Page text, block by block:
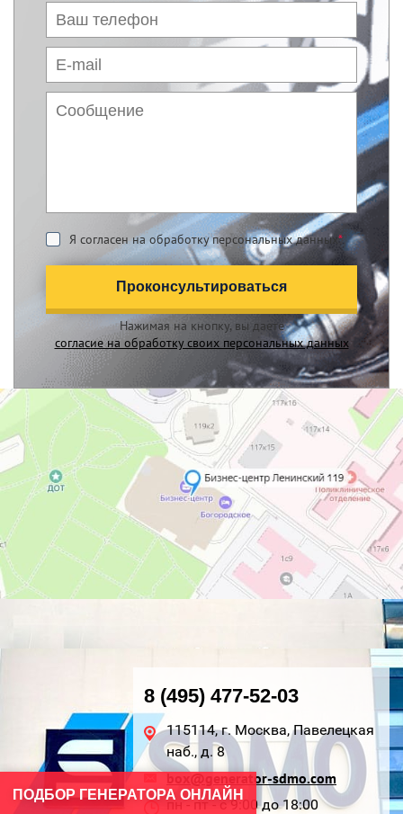
Я согласен на обработку персональных данных *
Проконсультироваться
Нажимая на кнопку, вы даете
согласие на обработку своих персональных данных
8 (495) 477-52-03
115114, г. Москва, Павелецкая
наб., д. 8
box@generator-sdmo.com
пн - пт - с 9:00 до 18:00
ПОДБОР ГЕНЕРАТОРА ОНЛАЙН